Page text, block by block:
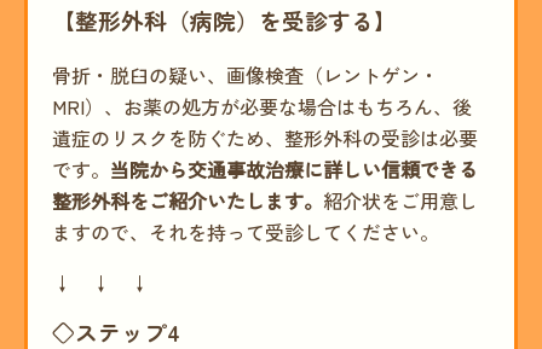
【整形外科（病院）を受診する】
骨折・脱臼の疑い、画像検査（レントゲン・
MRI）、お薬の処方が必要な場合はもちろん、後
遺症のリスクを防ぐため、整形外科の受診は必要
です。 当院から交通事故治療に詳しい信頼できる
整形外科をご紹介いたします。 紹介状をご用意し
ますので、それを持って受診してください。
↓ ↓ ↓
◇ステップ4